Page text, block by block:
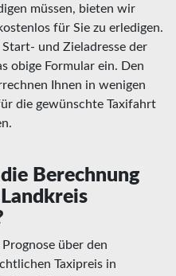
müssen, bieten wir
für Sie zu erledigen.
und Zieladresse der
obige Formular ein. Den
Ihnen in wenigen
die gewünschte Taxifahrt
Berechnung
über den
Taxipreis in